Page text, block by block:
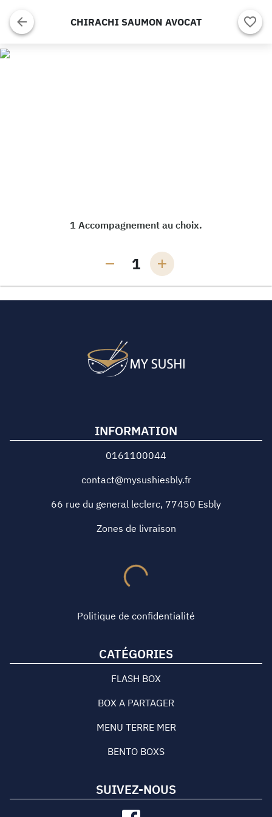
CHIRACHI SAUMON AVOCAT
1 Accompagnement au choix.
1
INFORMATION
0161100044
contact@mysushiesbly.fr
66 rue du general leclerc, 77450 Esbly
Zones de livraison
Politique de confidentialité
CATÉGORIES
FLASH BOX
BOX A PARTAGER
MENU TERRE MER
BENTO BOXS
SUIVEZ-NOUS